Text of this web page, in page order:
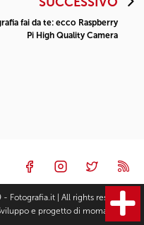
fai da te: ecco Raspberry
Pi High Quality Camera
Fotografia.it | All rights reserved |
e progetto di moma Studio